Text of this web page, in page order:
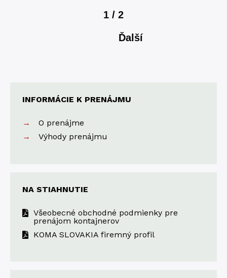
1 / 2
Ďalší
INFORMÁCIE K PRENÁJMU
O prenájme
Výhody prenájmu
NA STIAHNUTIE
Všeobecné obchodné podmienky pre
prenájom kontajnerov
KOMA SLOVAKIA firemný profil